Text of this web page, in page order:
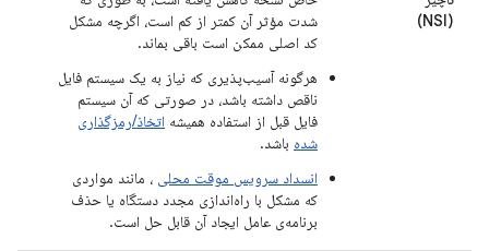
(NSI)
شدت مؤثر آن کمتر از کم است، اگرچه مشکل
کد اصلی ممکن است باقی بماند.
هرگونه آسیب‌پذیری که نیاز به یک سیستم فایل
ناقص داشته باشد، در صورتی که آن سیستم
فایل قبل از استفاده همیشه اتخاذ/رمزگذاری
شده باشد.
انسداد سرویس موقت محلی ، مانند مواردی
که مشکل با راه‌اندازی مجدد دستگاه یا حذف
برنامه‌ی عامل ایجاد آن قابل حل است.